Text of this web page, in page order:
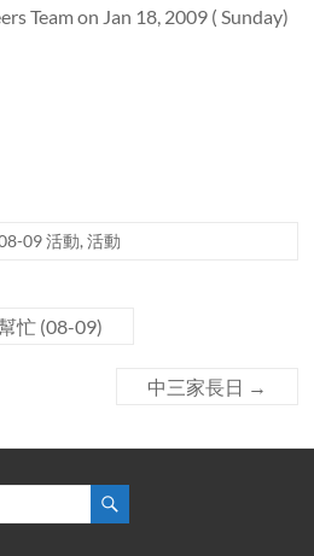
Team on Jan 18, 2009 ( Sunday)
09 活動,活動
忙 (08-09)
中三家長日 →